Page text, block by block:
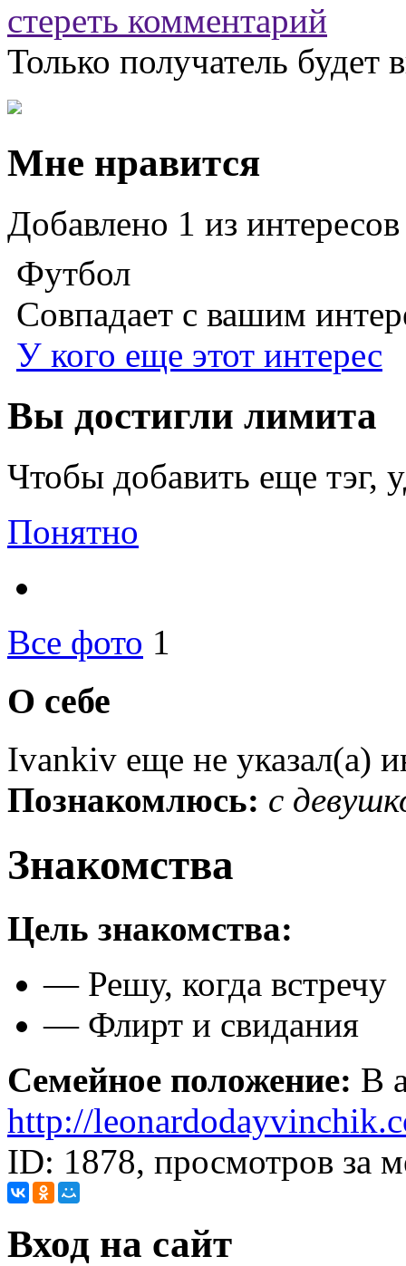
стереть комментарий
Только получатель
Мне нравится
Добавлено 1 из интересов
Футбол
Совпадает с вашим
У кого еще этот интерес
Вы достигли лимита
Чтобы добавить еще тэг,
Понятно
Все фото 1
О себе
Ivankiv еще не указал(а)
Познакомлюсь: с
Знакомства
Цель знакомства:
— Решу, когда встречу
— Флирт и свидания
Семейное положение: В
http://
ID: 1878, просмотров за
Вход на сайт